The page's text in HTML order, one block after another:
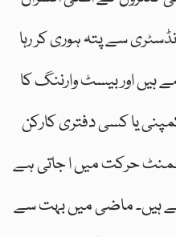
سے پتہ ہوری کر رہا
اور بیسٹ وارننگ کا
یا کسی دفتری کارکن
حرکت میں ا جاتی ہے
ہیں۔ ماضی میں بہت سے